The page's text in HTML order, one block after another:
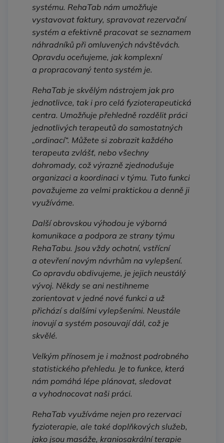
systému. RehaTab nám umožňuje
vystavovat faktury, spravovat rezervační
systém a efektivně pracovat se seznamem
náhradníků při omluvených návštěvách.
Opravdu oceňujeme, jak komplexní
a propracovaný tento systém je.
RehaTab je skvělým nástrojem jak pro
jednotlivce, tak i pro celá fyzioterapeutická
centra. Umožňuje přehledně rozdělit práci
jednotlivých terapeutů do samostatných
„ordinací“. Můžete si zobrazit každého
terapeuta zvlášť, nebo všechny
dohromady, což výrazně zjednodušuje
organizaci a koordinaci v týmu. Tuto funkci
považujeme za velmi praktickou a denně ji
využíváme.
Další obrovskou výhodou je výborná
komunikace a podpora ze strany týmu
RehaTabu. Jsou vždy ochotní, vstřícní
a otevření novým návrhům na vylepšení.
Co opravdu obdivujeme, je jejich neustálý
vývoj. Někdy se ani nestihneme
zorientovat v jedné nové funkci a už
přichází s dalšími vylepšeními. Neustále
inovují a systém posouvají dál, což je
skvělé.
Velkým přínosem je i možnost podrobného
statistického přehledu. Je to funkce, která
nám pomáhá lépe plánovat, sledovat
a vyhodnocovat naši práci.
RehaTab využíváme nejen pro rezervaci
fyzioterapie, ale také doplňkových služeb,
jako jsou masáže, kraniosakrální terapie